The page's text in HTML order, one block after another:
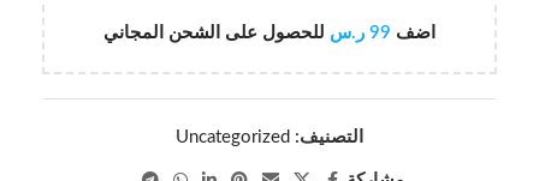
اضف 99 ر.س للحصول على الشحن المجاني
التصنيف: Uncategorized